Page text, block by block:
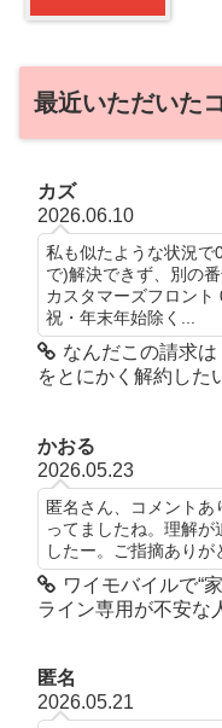
最近いただいた
カズ
2026.06.10
私も似たような状況
で)解決できず、別の
カスタマーズフロン
祝・年末年始除く...
なんだこの請求
をとにかく解約した
かおる
2026.05.23
匿名さん、コメント
ってましたね。理解が
したー。ご指摘ありが
ワイモバイルで“
ライン専用が不安な
匿名
2026.05.21